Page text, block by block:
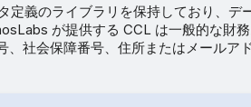
定義のライブラリを保持しており、デ
が提供する CCL は一般的な財
、社会保障番号、住所またはメールア